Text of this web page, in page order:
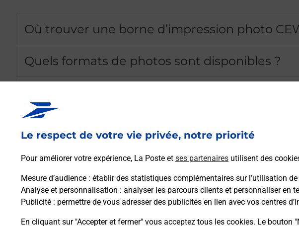
Le respect de votre vie privée, notre priorité
Pour améliorer votre expérience, La Poste et ses partenaires utilisent des
Mesure d’audience : établir des statistiques complémentaires sur l’utilisation
Analyse et personnalisation : analyser les parcours clients et personnaliser en
Publicité : permettre de vous adresser des publicités en lien avec vos centres
En cliquant sur "Accepter et fermer" vous acceptez tous les cookies. Le
Où trouver une borne d’impression photo
Quels formats de photos sont disponibles ?
Pourquoi imprimer des photos depuis un
Comment utiliser la borne photo CEWE ?
Puis-je imprimer des photos depuis mon